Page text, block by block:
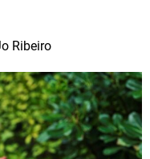
Ribeiro